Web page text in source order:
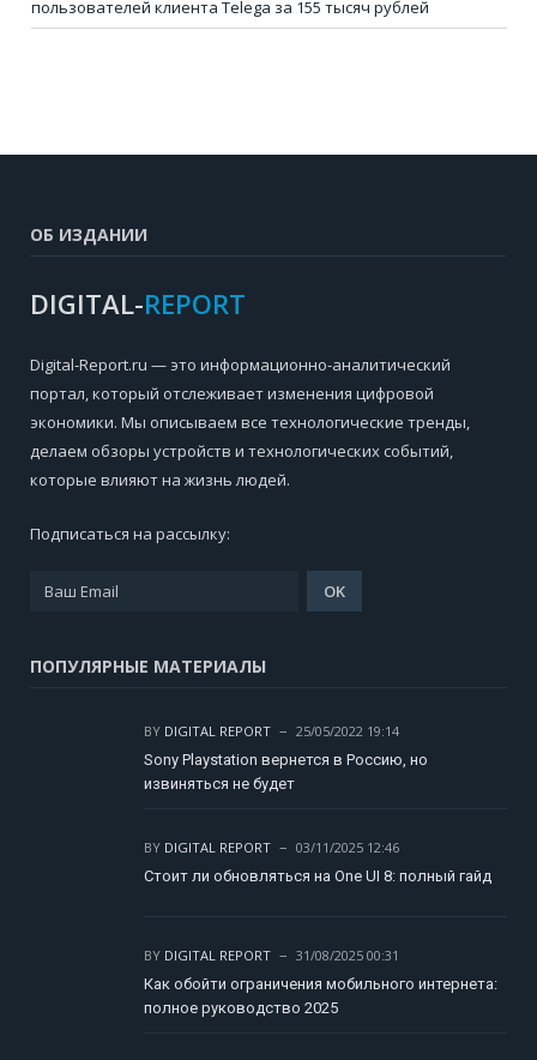
пользователей клиента Telega за 155 тысяч рублей
ОБ ИЗДАНИИ
DIGITAL-REPORT
Digital-Report.ru — это информационно-аналитический
портал, который отслеживает изменения цифровой
экономики. Мы описываем все технологические тренды,
делаем обзоры устройств и технологических событий,
которые влияют на жизнь людей.
Подписаться на рассылку:
ПОПУЛЯРНЫЕ МАТЕРИАЛЫ
BY DIGITAL REPORT
25/05/2022 19:14
Sony Playstation вернется в Россию, но
извиняться не будет
BY DIGITAL REPORT
03/11/2025 12:46
Стоит ли обновляться на One UI 8: полный гайд
BY DIGITAL REPORT
31/08/2025 00:31
Как обойти ограничения мобильного интернета:
полное руководство 2025